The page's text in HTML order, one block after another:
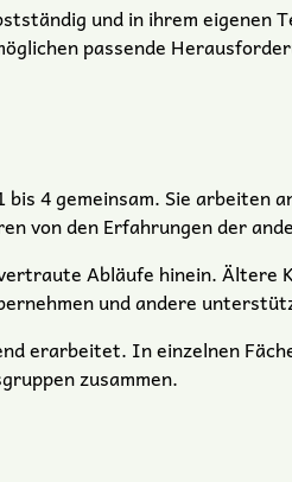
und in ihrem eigenen
passende
4 gemeinsam. Sie arbeiten
von den Erfahrungen der
Abläufe hinein. Ältere
und andere
erarbeitet. In einzelnen
zusammen.